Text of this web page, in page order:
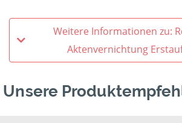
Weitere Informationen zu:
Aktenvernichtung
Unsere